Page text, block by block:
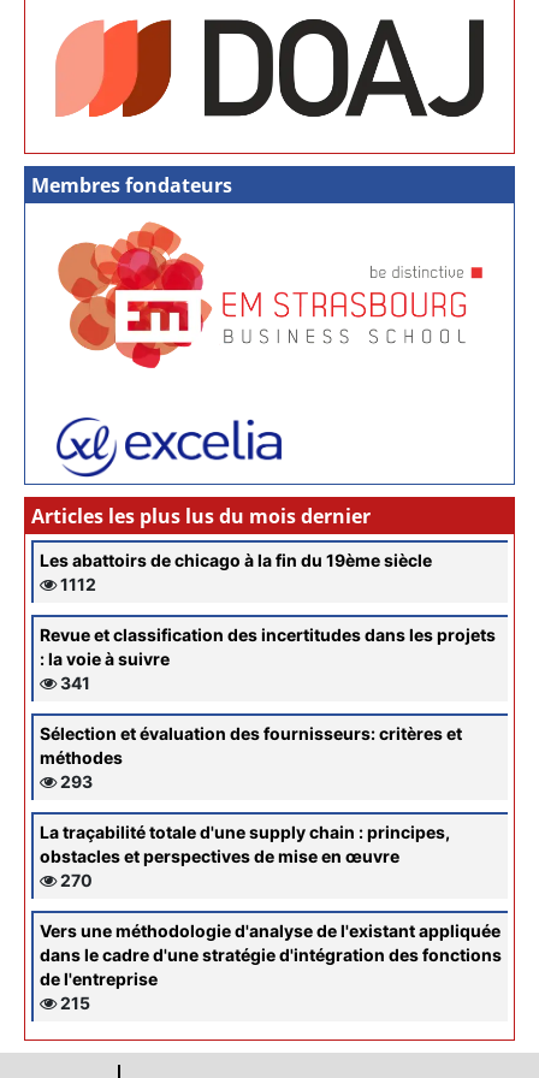
Membres fondateurs
Articles les plus lus du mois dernier
Les abattoirs de chicago à la fin du 19ème siècle
1112
Revue et classification des incertitudes dans les projets
: la voie à suivre
341
Sélection et évaluation des fournisseurs: critères et
méthodes
293
La traçabilité totale d'une supply chain : principes,
obstacles et perspectives de mise en œuvre
270
Vers une méthodologie d'analyse de l'existant appliquée
dans le cadre d'une stratégie d'intégration des fonctions
de l'entreprise
215